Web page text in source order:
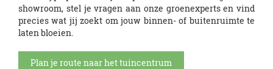
showroom, stel je vragen aan onze groenexperts en vind
precies wat jij zoekt om jouw binnen- of buitenruimte te
laten bloeien.
Plan je route naar het tuincentrum